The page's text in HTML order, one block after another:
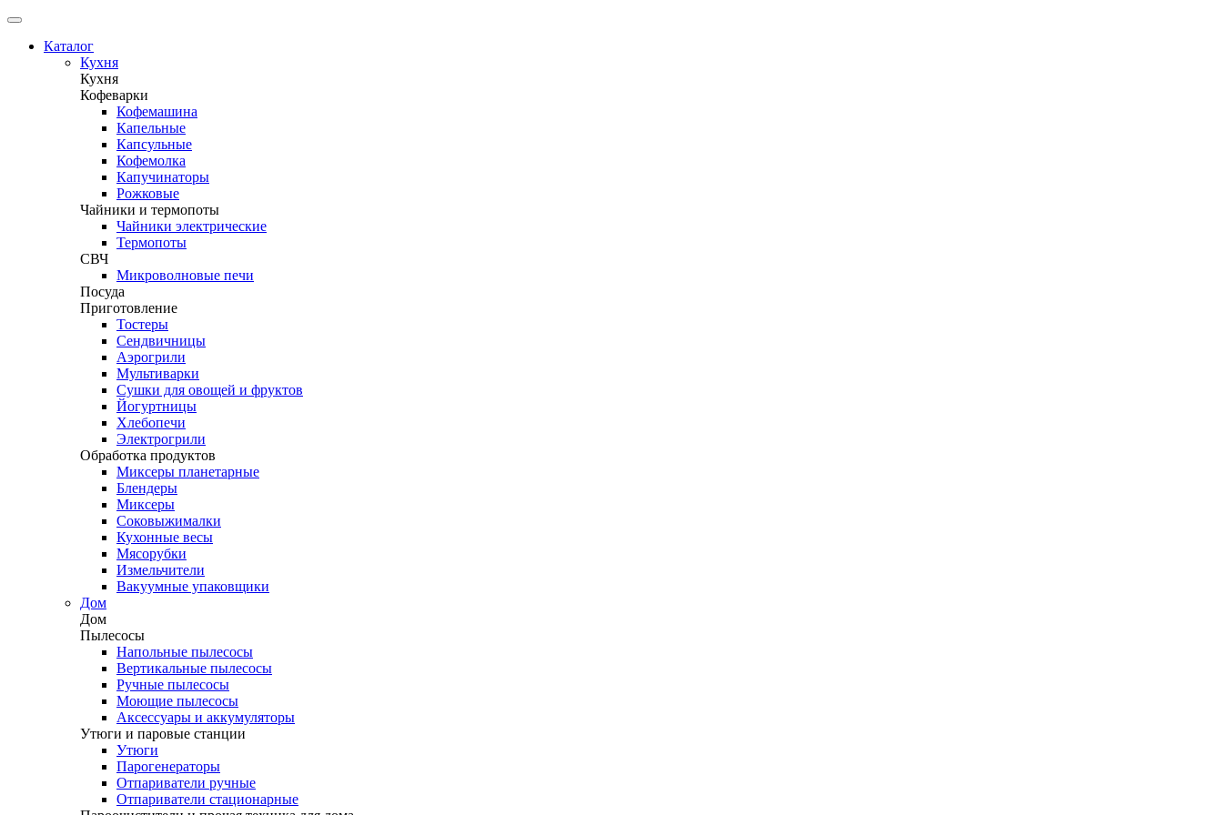
Каталог
Кухня
Кухня
Кофеварки
Кофемашина
Капельные
Капсульные
Кофемолка
Капучинаторы
Рожковые
Чайники и термопоты
Чайники электрические
Термопоты
СВЧ
Микроволновые печи
Посуда
Приготовление
Тостеры
Сендвичницы
Аэрогрили
Мультиварки
Сушки для овощей и фруктов
Йогуртницы
Хлебопечи
Электрогрили
Обработка продуктов
Миксеры планетарные
Блендеры
Миксеры
Соковыжималки
Кухонные весы
Мясорубки
Измельчители
Вакуумные упаковщики
Дом
Дом
Пылесосы
Напольные пылесосы
Вертикальные пылесосы
Ручные пылесосы
Моющие пылесосы
Аксессуары и аккумуляторы
Утюги и паровые станции
Утюги
Парогенераторы
Отпариватели ручные
Отпариватели стационарные